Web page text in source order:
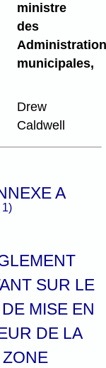
ministre
des
municipales,
Drew
Caldwell
A
1)
SUR LE
MISE EN
DE LA
ZONE